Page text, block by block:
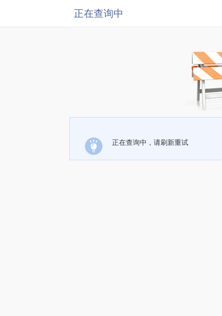
正在查询中
正在查询中，请刷新重试